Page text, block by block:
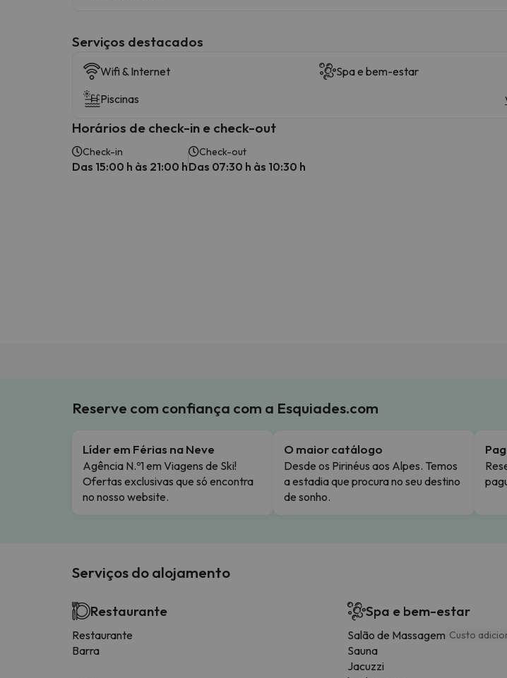
Serviços destacados
Wifi & Internet
Spa e bem-estar
Piscinas
Horários de check-in e check-out
Check-in
Das 15:00 h às 21:00 h
Check-out
Das 07:30 h às 10:30 h
Reserve com confiança com a Esquiades.com
Líder em Férias na Neve
Agência N.º1 em Viagens de Ski!
Ofertas exclusivas que só encontra
no nosso website.
O maior catálogo
Desde os Pirinéus aos Alpes. Temos
a estadia que procura no seu destino
de sonho.
Serviços do alojamento
Restaurante
Restaurante
Barra
Spa e bem-estar
Salão de Massagem Custo
Sauna
Jacuzzi